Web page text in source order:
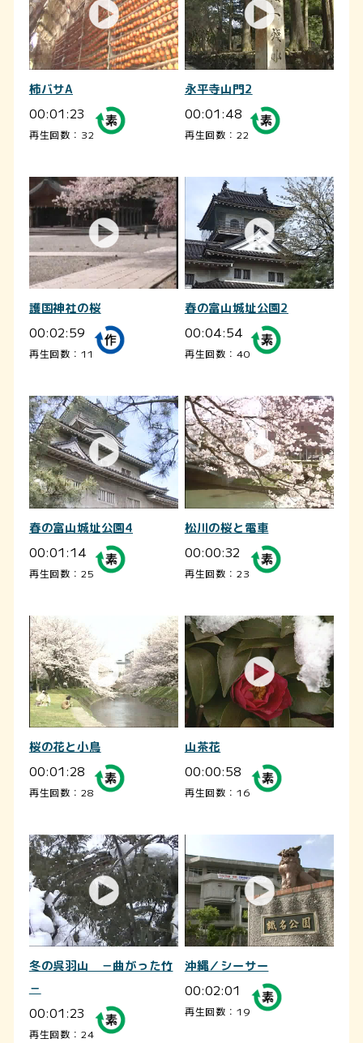
柿バサA
00:01:23
再生回数：32
永平寺山門2
00:01:48
再生回数：22
護国神社の桜
00:02:59
再生回数：11
春の富山城址公園2
00:04:54
再生回数：40
春の富山城址公園4
00:01:14
再生回数：25
松川の桜と電車
00:00:32
再生回数：23
桜の花と小鳥
00:01:28
再生回数：28
山茶花
00:00:58
再生回数：16
冬の呉羽山 －曲がった竹
－
00:01:23
再生回数：24
沖縄／シーサー
00:02:01
再生回数：19